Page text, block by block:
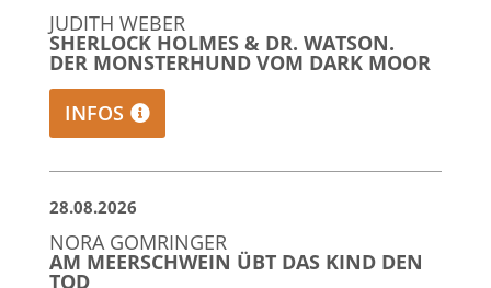
JUDITH WEBER
SHERLOCK HOLMES & DR. WATSON.
DER MONSTERHUND VOM DARK MOOR
INFOS
28.08.2026
NORA GOMRINGER
AM MEERSCHWEIN ÜBT DAS KIND DEN
TOD